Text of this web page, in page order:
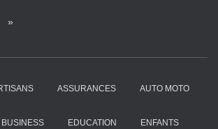
»
ASSURANCES AUTO MOTO
BUSINESS EDUCATION ENFANTS